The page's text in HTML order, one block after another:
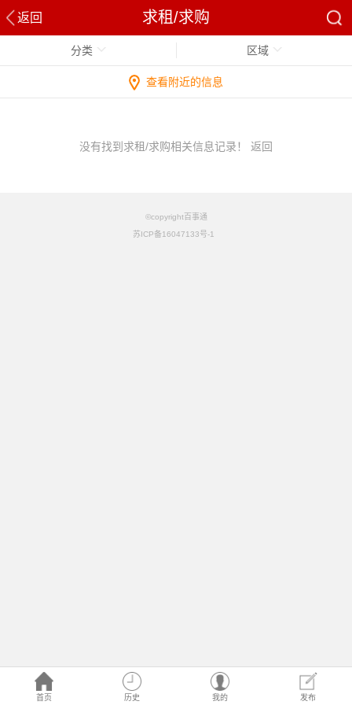
返回 求租/求购
首页 历史 我的 发布
分类 区域
查看附近的信息
没有找到求租/求购相关信息记录！ 返回
©copyright百事通
苏ICP备16047133号-1